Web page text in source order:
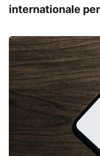
internationale